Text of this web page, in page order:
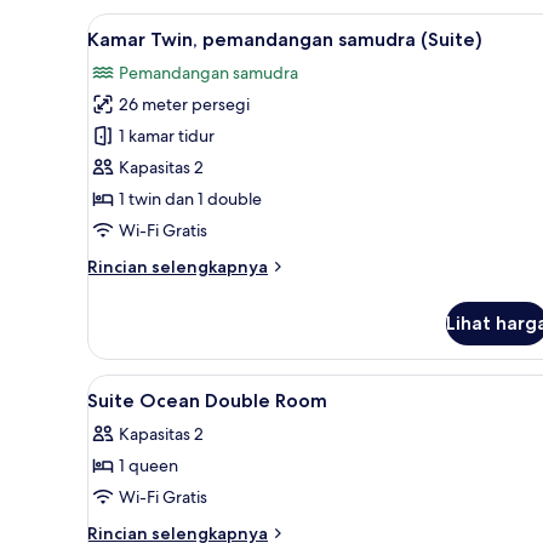
Bridge
Double
Ocean)
Lihat
semua
foto
untuk
Kamar
Twin,
pemandangan
samudra
Kamar Twin, pemandangan
14
Kamar Twin, pemandangan samudra (Suite)
Pemandangan samudra
26 meter persegi
1 kamar tidur
Kapasitas 2
1 twin dan 1 double
Wi-Fi Gratis
Rincian selengkapnya
Rincian
Kamar
Twin,
pemandangan
(Suite)
Lihat
Lihat
semua
foto
untuk
Suite
Ocean
Seprai premium, brankas,
23
Suite Ocean Double Room
Kapasitas 2
1 queen
Wi-Fi Gratis
Rincian selengkapnya
Rincian